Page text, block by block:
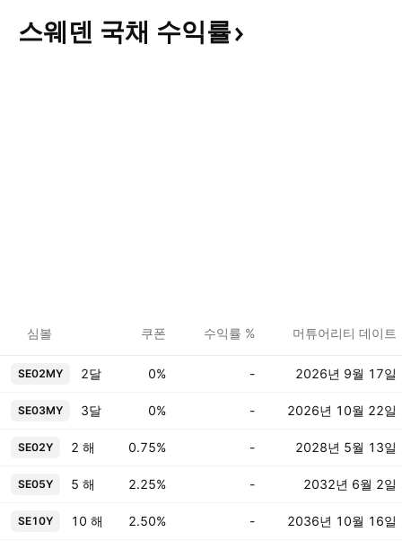
스웨덴 국채 수익률
심볼 쿠폰 수익률 % 머튜어리티 데이트
SE02MY 2달 0% - 2026년 9월 17일
SE03MY 3달 0% - 2026년 10월 22일
SE02Y 2 해 0.75% - 2028년 5월 13일
SE05Y 5 해 2.25% - 2032년 6월 2일
SE10Y 10 해 2.50% - 2036년 10월 16일